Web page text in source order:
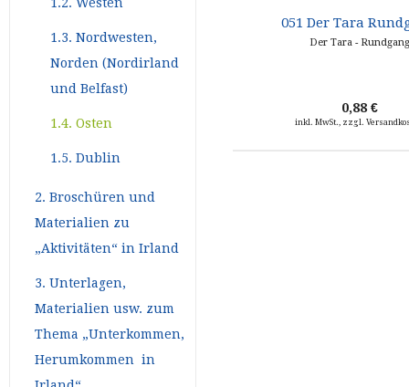
051 Der Tara
Der Tara - Rundgang
0,88 €
inkl. MwSt., zzgl.
1.3. Nordwesten,
Norden (Nordirland
und Belfast)
1.4. Osten
1.5. Dublin
2. Broschüren und
Materialien zu
„Aktivitäten“ in Irland
3. Unterlagen,
Materialien usw. zum
Thema „Unterkommen,
Herumkommen in